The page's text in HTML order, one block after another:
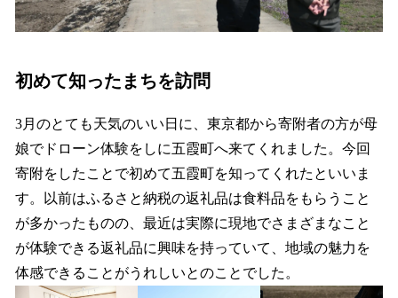
初めて知ったまちを訪問
3月のとても天気のいい日に、東京都から寄附者の方が母
娘でドローン体験をしに五霞町へ来てくれました。今回
寄附をしたことで初めて五霞町を知ってくれたといいま
す。以前はふるさと納税の返礼品は食料品をもらうこと
が多かったものの、最近は実際に現地でさまざまなこと
が体験できる返礼品に興味を持っていて、地域の魅力を
体感できることがうれしいとのことでした。